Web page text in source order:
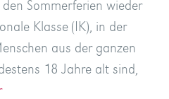
Sommerferien wieder
Klasse (IK), in der
aus der ganzen
18 Jahre alt sind,